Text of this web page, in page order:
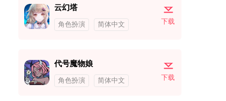
云幻塔
角色扮演 简体中文 下载
代号魔物娘
角色扮演 简体中文 下载